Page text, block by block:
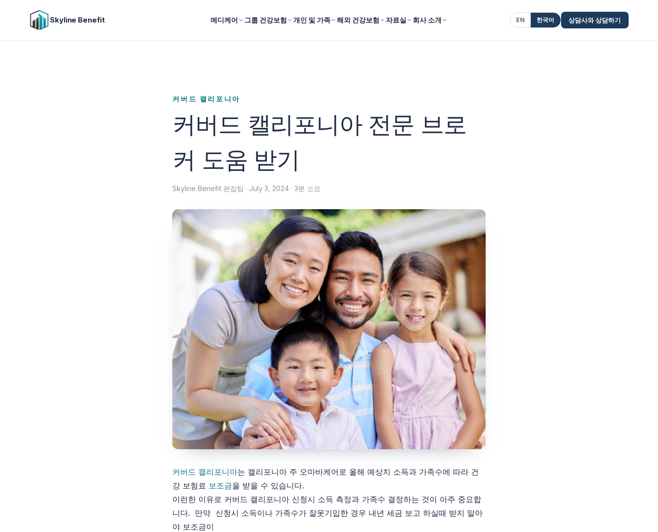
Skyline Benefit 메디케어 그룹 건강보험 개인 및 가족 해외 건강보험 자료실 회사 소개 EN 한국어 상담사와 상담하기
커버드 캘리포니아
커버드 캘리포니아 전문 브로
커 도움 받기
Skyline Benefit 편집팀 · July 3, 2024 · 3분 소요
커버드 캘리포니아는 캘리포니아 주 오마바케어로 올해 예상치 소득과 가족수에 따라 건
강 보험료 보조금을 받을 수 있습니다.
이런한 이유로 커버드 캘리포니아 신청시 소득 측정과 가족수 결정하는 것이 아주 중요합
니다. 만약 신청시 소득이나 가족수가 잘못기입한 경우 내년 세금 보고 하실때 받지 말아
야 보조금이